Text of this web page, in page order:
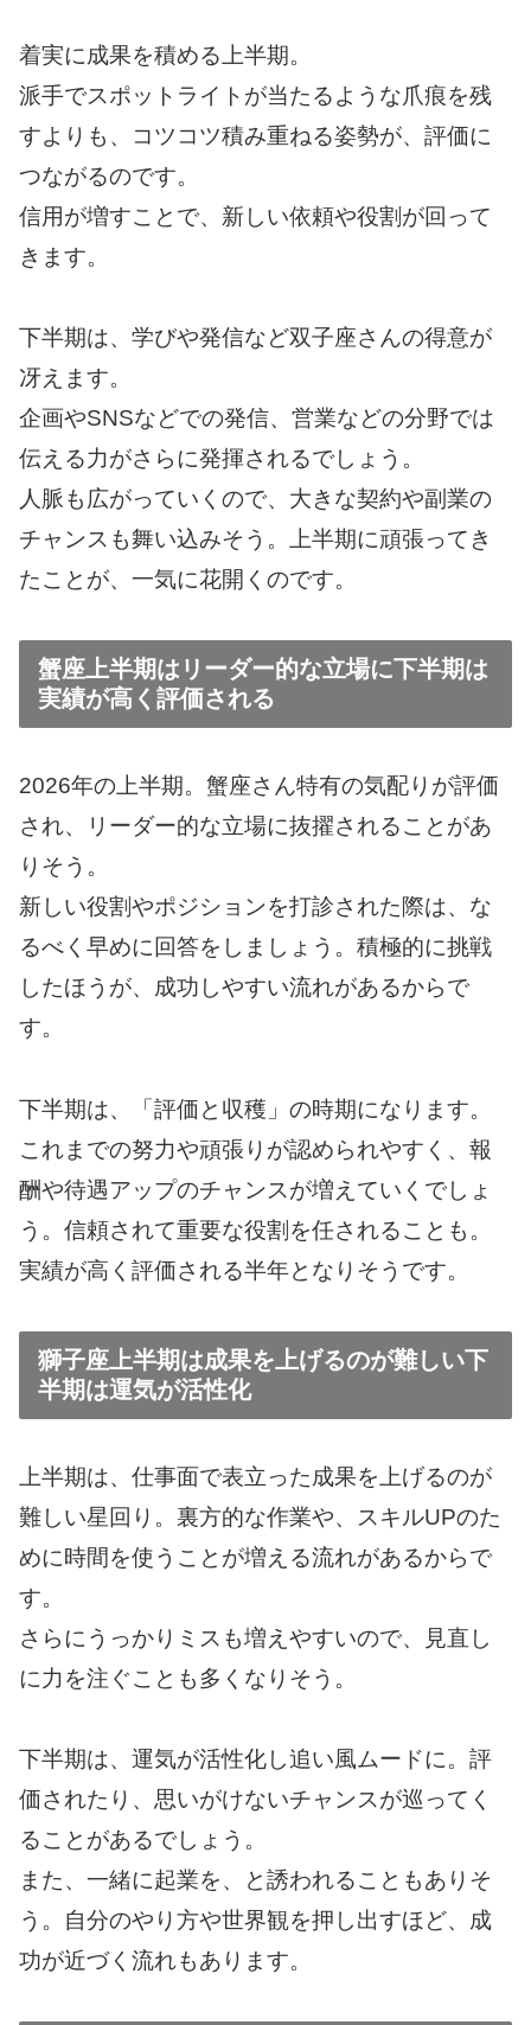
着実に成果を積める上半期。
派手でスポットライトが当たるような爪痕を残
すよりも、コツコツ積み重ねる姿勢が、評価に
つながるのです。
信用が増すことで、新しい依頼や役割が回って
きます。
下半期は、学びや発信など双子座さんの得意が
冴えます。
企画やSNSなどでの発信、営業などの分野では
伝える力がさらに発揮されるでしょう。
人脈も広がっていくので、大きな契約や副業の
チャンスも舞い込みそう。上半期に頑張ってき
たことが、一気に花開くのです。
蟹座上半期はリーダー的な立場に下半期は
実績が高く評価される
2026年の上半期。蟹座さん特有の気配りが評価
され、リーダー的な立場に抜擢されることがあ
りそう。
新しい役割やポジションを打診された際は、な
るべく早めに回答をしましょう。積極的に挑戦
したほうが、成功しやすい流れがあるからで
す。
下半期は、「評価と収穫」の時期になります。
これまでの努力や頑張りが認められやすく、報
酬や待遇アップのチャンスが増えていくでしょ
う。信頼されて重要な役割を任されることも。
実績が高く評価される半年となりそうです。
獅子座上半期は成果を上げるのが難しい下
半期は運気が活性化
上半期は、仕事面で表立った成果を上げるのが
難しい星回り。裏方的な作業や、スキルUPのた
めに時間を使うことが増える流れがあるからで
す。
さらにうっかりミスも増えやすいので、見直し
に力を注ぐことも多くなりそう。
下半期は、運気が活性化し追い風ムードに。評
価されたり、思いがけないチャンスが巡ってく
ることがあるでしょう。
また、一緒に起業を、と誘われることもありそ
う。自分のやり方や世界観を押し出すほど、成
功が近づく流れもあります。